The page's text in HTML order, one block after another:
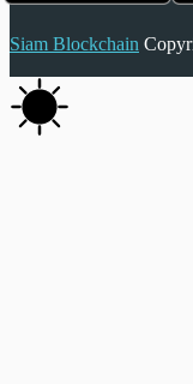
Siam Blockchain